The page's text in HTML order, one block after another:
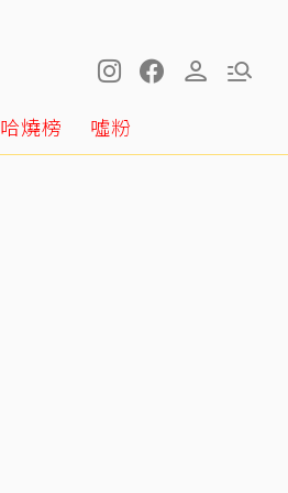
哈燒榜 噓粉